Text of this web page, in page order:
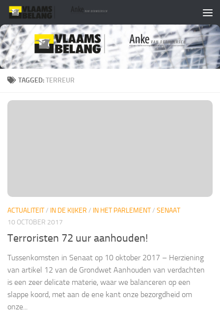
Skip to content
TAGGED:TERREUR
ACTUALITEIT/ IN DE KIJKER / IN HET PARLEMENT/ SENAAT
10 OCTOBER 2017
Terroristen 72 uur aanhouden!
Tussenkomsten in Senaat op 10 oktober 2017 – Herziening
van artikel 12 van de Grondwet Aanhouden van verdachten
is een zeer delicate materie, waar we balanceren op een
slappe koord, met aan de ene kant onze bezorgdheid om
onze...